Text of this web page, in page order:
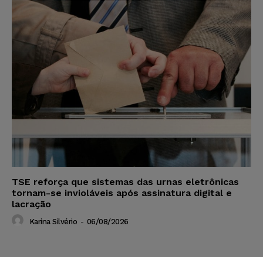
TSE reforça que sistemas das urnas eletrônicas
tornam-se invioláveis após assinatura digital e
lacração
Karina Silvério - 06/08/2026